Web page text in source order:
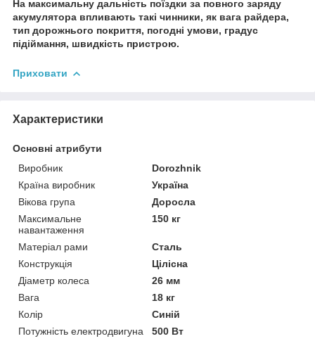
На максимальну дальність поїздки за повного заряду
акумулятора впливають такі чинники, як вага райдера,
тип дорожнього покриття, погодні умови, градус
підіймання, швидкість пристрою.
Приховати
Характеристики
Основні атрибути
Виробник
Dorozhnik
Країна виробник
Україна
Вікова група
Доросла
Максимальне
навантаження
150 кг
Матеріал рами
Сталь
Конструкція
Цілісна
Діаметр колеса
26 мм
Вага
18 кг
Колір
Синій
Потужність електродвигуна
500 Вт